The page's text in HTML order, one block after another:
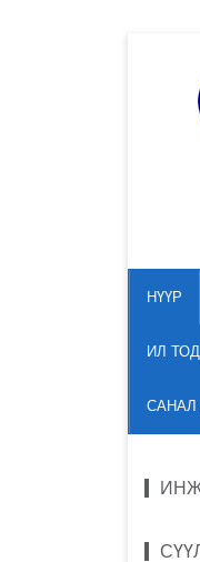
НҮҮР
ИЛ
САНАЛ